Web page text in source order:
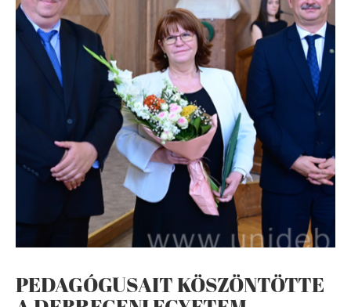
PEDAGÓGUSAIT KÖSZÖNTÖTTE